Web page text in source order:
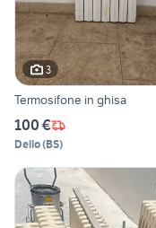
3
Termosifone in ghisa
100 €
Dello(BS)